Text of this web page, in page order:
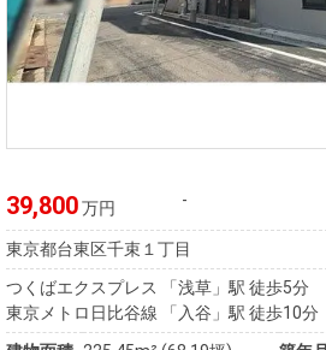
39,800万円 -
東京都台東区千束１丁目
つくばエクスプレス 「浅草」駅 徒歩5分
東京メトロ日比谷線 「入谷」駅 徒歩10分